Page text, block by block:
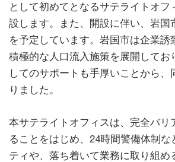
として初めてとなるサテライトオフ
設します。また、開設に伴い、岩国
を予定しています。岩国市は企業誘
積極的な人口流入施策を展開してお
してのサポートも手厚いことから、
りました。
本サテライトオフィスは、完全バリ
ることをはじめ、24時間警備体制な
ティや、落ち着いて業務に取り組め